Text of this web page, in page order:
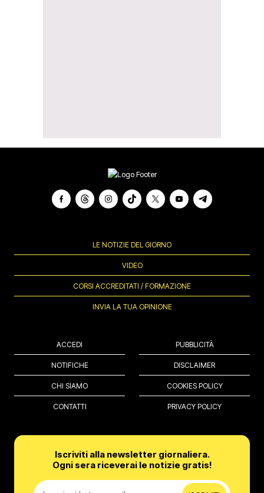
LE NOTIZIE DEL GIORNO
VIDEO
CORSI ACCREDITATI / FORMAZIONE
INVIA LA TUA OPINIONE
ACCEDI
NOTIFICHE
CHI SIAMO
CONTATTI
PUBBLICITÀ
DISCLAIMER
COOKIES POLICY
PRIVACY POLICY
Iscriviti alla newsletter giornaliera.
Ogni sera riceverai le notizie gratis!